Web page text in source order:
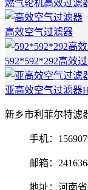
燃气轮机高效过滤
高效空气过滤器
592*592*292高效
亚高效空气过滤器
新乡市利菲尔特滤
手机：
邮箱：
地址：河南